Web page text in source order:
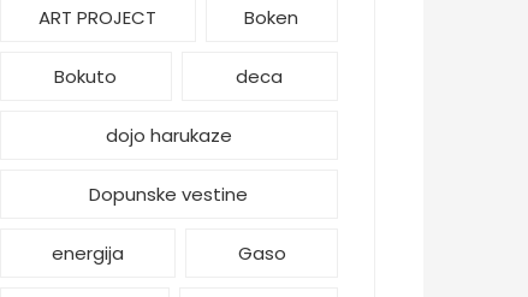
ART PROJECT Boken
Bokuto deca
dojo harukaze
Dopunske vestine
energija Gaso